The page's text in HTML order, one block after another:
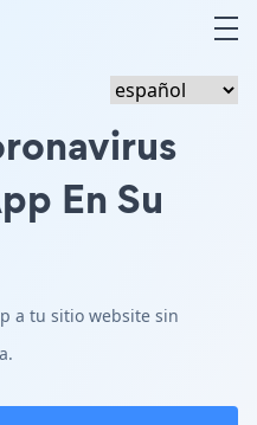
En Su
a tu sitio website sin